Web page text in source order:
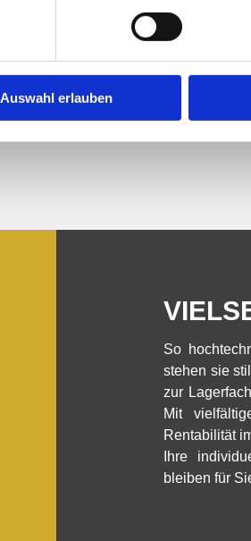
Auswahl erlauben
So
stehen sie
zur
Mit
Rentabilität
Ihre
bleiben für